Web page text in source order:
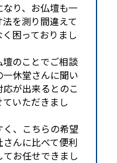
り、お仏壇も一
を測り間違えて
困っておりまし
のことでご相談
休堂さんに聞い
が出来るとのこ
いただきまし
、こちらの希望
んに比べて便利
お任せできまし